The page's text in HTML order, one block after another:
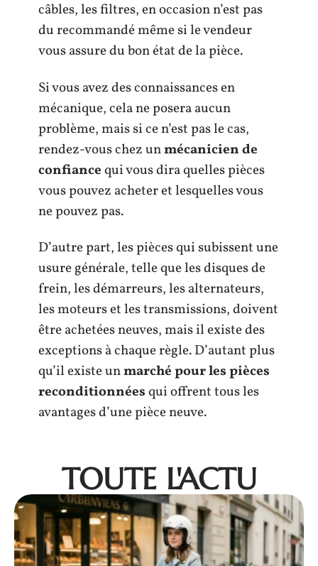
câbles, les filtres, en occasion n’est pas
du recommandé même si le vendeur
vous assure du bon état de la pièce.
Si vous avez des connaissances en
mécanique, cela ne posera aucun
problème, mais si ce n’est pas le cas,
rendez-vous chez unmécanicien de
confiancequi vous dira quelles pièces
vous pouvez acheter et lesquelles vous
ne pouvez pas.
D’autre part, les pièces qui subissent une
usure générale, telle que les disques de
frein, les démarreurs, les alternateurs,
les moteurs et les transmissions, doivent
être achetées neuves, mais il existe des
exceptions à chaque règle. D’autant plus
qu’il existe unmarché pour lespièces
reconditionnéesqui offrent tous les
avantages d’une pièce neuve.
TOUTE L'ACTU